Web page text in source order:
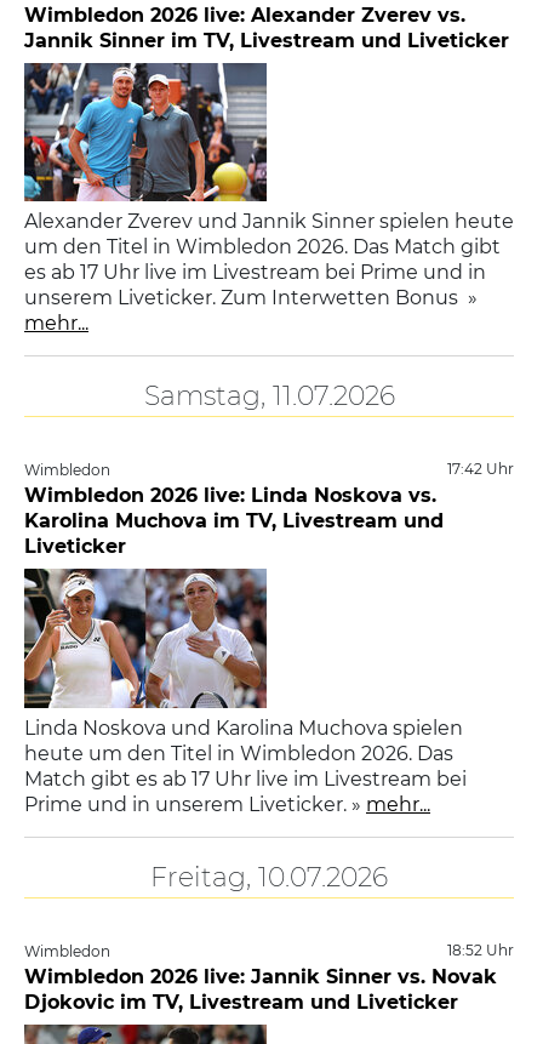
Wimbledon 2026 live: Alexander Zverev vs.
Jannik Sinner im TV, Livestream und Liveticker
Alexander Zverev und Jannik Sinner spielen heute
um den Titel in Wimbledon 2026. Das Match gibt
es ab 17 Uhr live im Livestream bei Prime und in
unserem Liveticker. Zum Interwetten Bonus »
mehr...
Samstag, 11.07.2026
Wimbledon 17:42 Uhr
Wimbledon 2026 live: Linda Noskova vs.
Karolina Muchova im TV, Livestream und
Liveticker
Linda Noskova und Karolina Muchova spielen
heute um den Titel in Wimbledon 2026. Das
Match gibt es ab 17 Uhr live im Livestream bei
Prime und in unserem Liveticker. » mehr...
Freitag, 10.07.2026
Wimbledon 18:52 Uhr
Wimbledon 2026 live: Jannik Sinner vs. Novak
Djokovic im TV, Livestream und Liveticker